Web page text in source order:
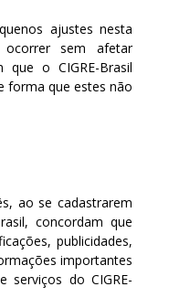
ajustes nesta
ocorrer sem afetar
o CIGRE-Brasil
forma que estes não
ao se cadastrarem
concordam que
publicidades,
importantes
serviços do CIGRE-